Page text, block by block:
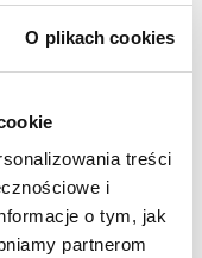
O plikach cookies
treści
i
o tym, jak
partnerom